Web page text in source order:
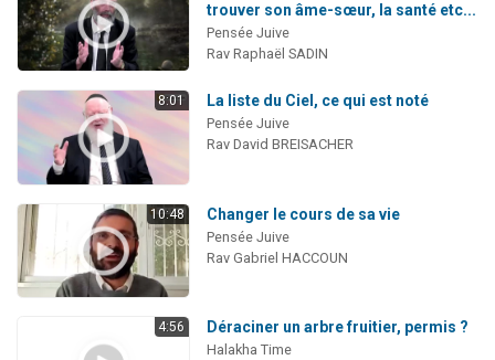
trouver son âme-sœur, la santé etc...
Pensée Juive
Rav Raphaël SADIN
8:01 La liste du Ciel, ce qui est noté
Pensée Juive
Rav David BREISACHER
10:48 Changer le cours de sa vie
Pensée Juive
Rav Gabriel HACCOUN
4:56 Déraciner un arbre fruitier, permis ?
Halakha Time